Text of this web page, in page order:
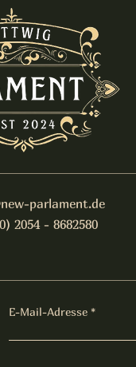
parlament.de
2054 - 8682580
E-Mail-Adresse